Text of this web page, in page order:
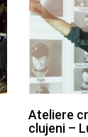
Ateliere
clujeni –